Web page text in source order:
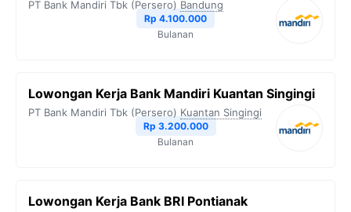
PT Bank Mandiri Tbk (Persero) Bandung
Rp 4.100.000
Bulanan
Lowongan Kerja Bank Mandiri Kuantan Singingi
PT Bank Mandiri Tbk (Persero) Kuantan Singingi
Rp 3.200.000
Bulanan
Lowongan Kerja Bank BRI Pontianak